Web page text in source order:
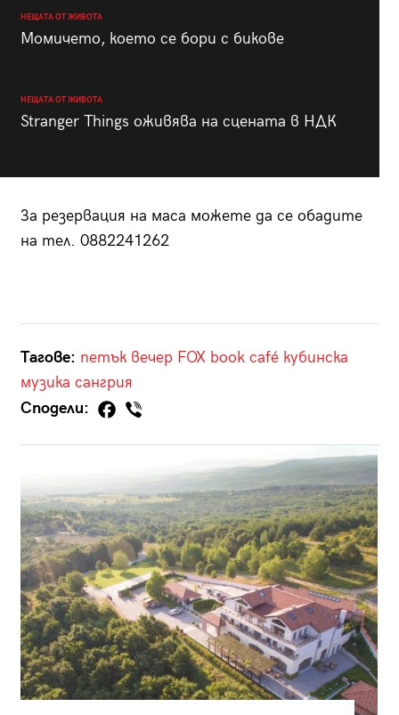
НЕЩАТА ОТ ЖИВОТА
Момичето, което се бори с бикове
НЕЩАТА ОТ ЖИВОТА
Stranger Things оживява на сцената в НДК
За резервация на маса можете да се обадите
на тел. 0882241262
Тагове: петък вечер FOX book café кубинска
музика сангрия
Сподели: